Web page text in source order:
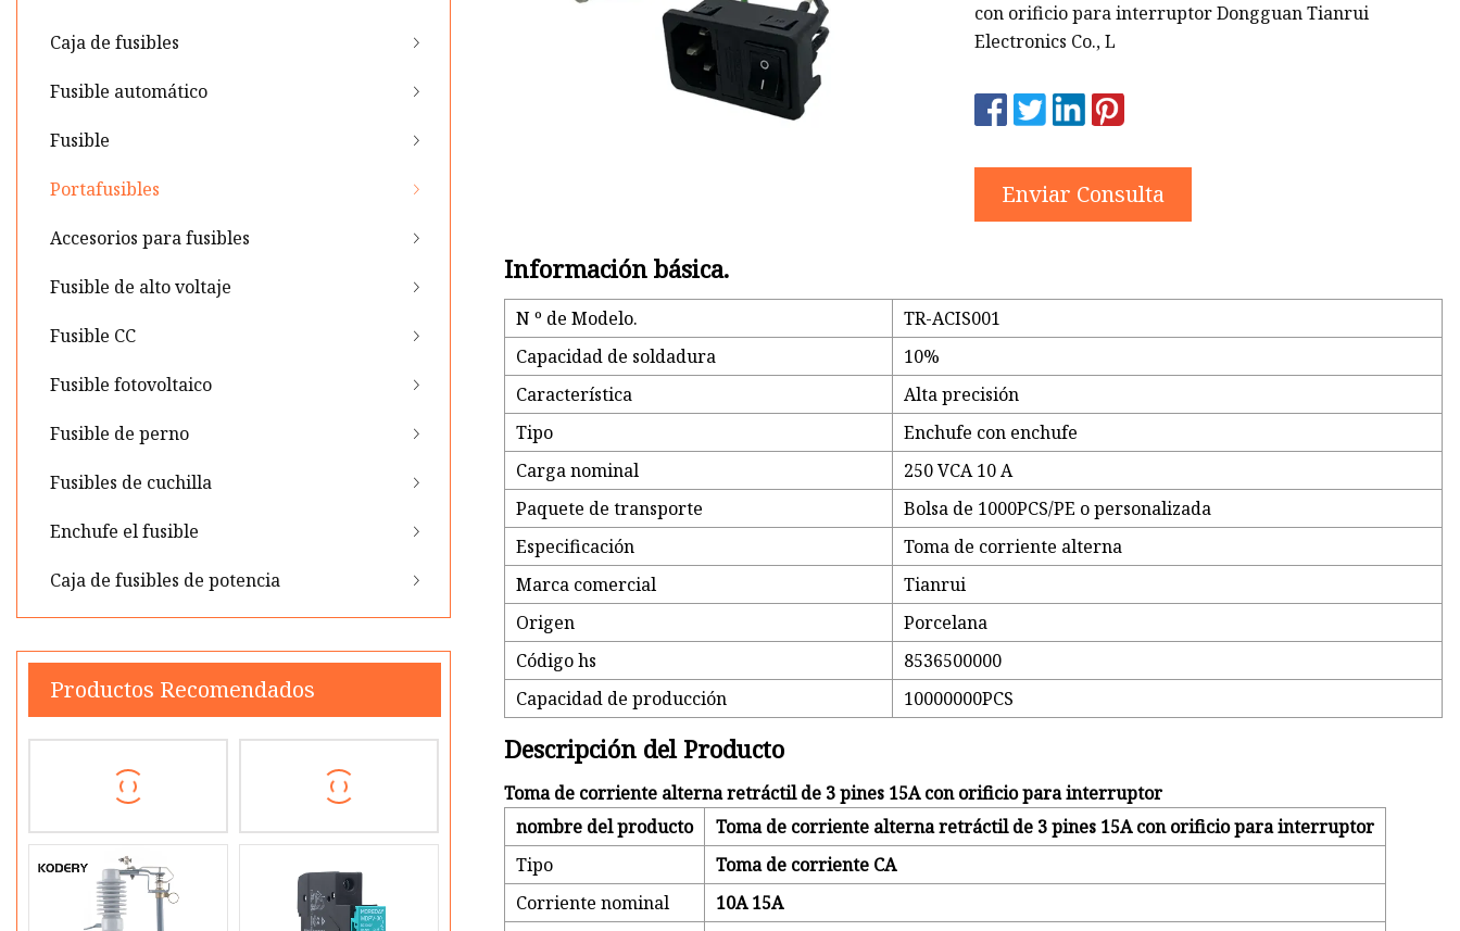
Caja de fusibles
Fusible automático
Fusible
Portafusibles
Accesorios para fusibles
Fusible de alto voltaje
Fusible CC
Fusible fotovoltaico
Fusible de perno
Fusibles de cuchilla
Enchufe el fusible
Caja de fusibles de potencia
Productos Recomendados
con orificio para interruptor Dongguan Tianrui
Electronics Co., L
Enviar Consulta
Información básica.
N º de Modelo.
TR-ACIS001
Capacidad de soldadura
10%
Característica
Alta precisión
Tipo
Enchufe con enchufe
Carga nominal
250 VCA 10 A
Paquete de transporte
Bolsa de 1000PCS/PE o personalizada
Especificación
Toma de corriente alterna
Marca comercial
Tianrui
Origen
Porcelana
Código hs
8536500000
Capacidad de producción
10000000PCS
Descripción del Producto
Toma de corriente alterna retráctil de 3 pines 15A con orificio para interruptor
nombre del producto
Toma de corriente alterna retráctil de 3 pines 15A con orificio para interruptor
Tipo
Toma de corriente CA
Corriente nominal
10A 15A